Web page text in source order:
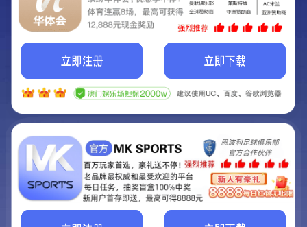
我们即将上线啦...
我们的网站正在建设.
它将是非常棒的网站.
联系我们!